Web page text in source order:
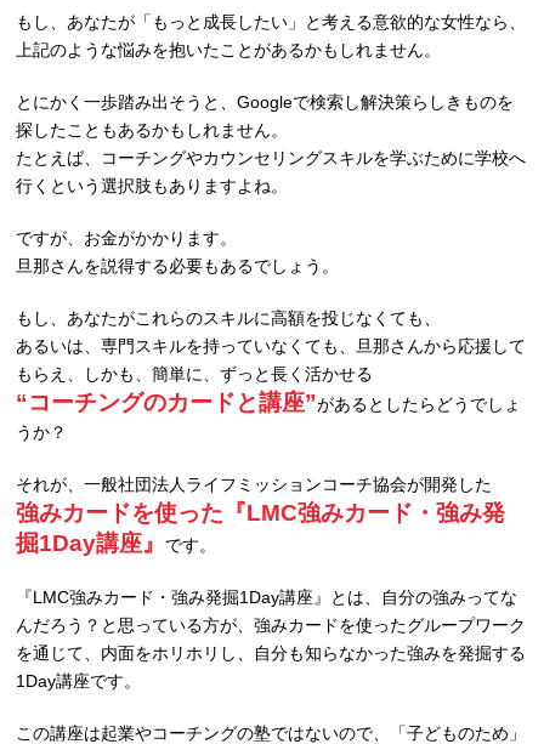
もし、あなたが「もっと成長したい」と考える意欲的な女性なら、
上記のような悩みを抱いたことがあるかもしれません。
とにかく一歩踏み出そうと、Googleで検索し解決策らしきものを
探したこともあるかもしれません。
たとえば、コーチングやカウンセリングスキルを学ぶために学校へ
行くという選択肢もありますよね。
ですが、お金がかかります。
旦那さんを説得する必要もあるでしょう。
もし、あなたがこれらのスキルに高額を投じなくても、
あるいは、専門スキルを持っていなくても、旦那さんから応援して
もらえ、しかも、簡単に、ずっと長く活かせる
“コーチングのカードと講座”があるとしたらどうでしょ
うか？
それが、一般社団法人ライフミッションコーチ協会が開発した
強みカードを使った『LMC強みカード・強み発
掘1Day講座』
です。
『LMC強みカード・強み発掘1Day講座』とは、自分の強みってな
んだろう？と思っている方が、強みカードを使ったグループワーク
を通じて、内面をホリホリし、自分も知らなかった強みを発掘する
1Day講座です。
この講座は起業やコーチングの塾ではないので、「子どものため」